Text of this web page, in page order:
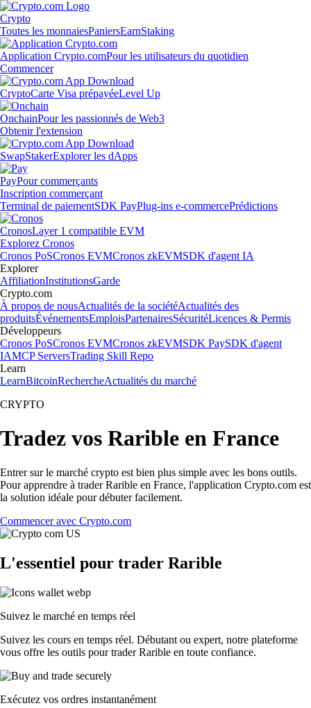
Crypto
Toutes les monnaiesPaniersEarnStaking
Application Crypto.comPour les utilisateurs du quotidien
Commencer
CryptoCarte Visa prépayéeLevel Up
OnchainPour les passionnés de Web3
Obtenir l'extension
SwapStakerExplorer les dApps
PayPour commerçants
Inscription commerçant
Terminal de paiementSDK PayPlug-ins e-commercePrédictions
CronosLayer 1 compatible EVM
Explorez Cronos
Cronos PoSCronos EVMCronos zkEVMSDK d'agent IA
Explorer
AffiliationInstitutionsGarde
Crypto.com
À propos de nousActualités de la sociétéActualités des
produitsÉvénementsEmploisPartenairesSécuritéLicences & Permis
Développeurs
Cronos PoSCronos EVMCronos zkEVMSDK PaySDK d'agent
IAMCP ServersTrading Skill Repo
Learn
LearnBitcoinRechercheActualités du marché
CRYPTO
Tradez vos Rarible en France
Entrer sur le marché crypto est bien plus simple avec les bons outils.
Pour apprendre à trader Rarible en France, l'application Crypto.com est
la solution idéale pour débuter facilement.
Commencer avec Crypto.com
L'essentiel pour trader Rarible
Suivez le marché en temps réel
Suivez les cours en temps réel. Débutant ou expert, notre plateforme
vous offre les outils pour trader Rarible en toute confiance.
Exécutez vos ordres instantanément